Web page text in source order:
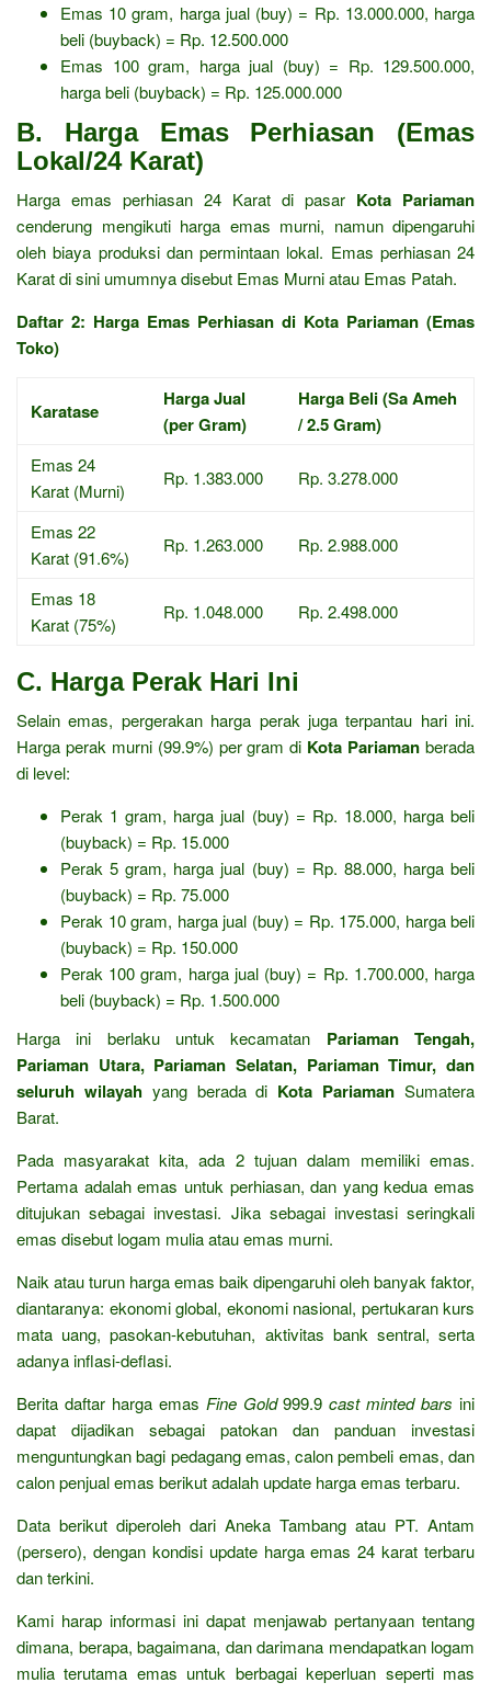
Emas 10 gram, harga jual (buy) = Rp. 13.000.000, harga
beli (buyback) = Rp. 12.500.000
Emas 100 gram, harga jual (buy) = Rp. 129.500.000,
harga beli (buyback) = Rp. 125.000.000
B. Harga Emas Perhiasan (Emas
Lokal/24 Karat)
Harga emas perhiasan 24 Karat di pasar Kota Pariaman
cenderung mengikuti harga emas murni, namun dipengaruhi
oleh biaya produksi dan permintaan lokal. Emas perhiasan 24
Karat di sini umumnya disebut Emas Murni atau Emas Patah.
Daftar 2: Harga Emas Perhiasan di Kota Pariaman (Emas
Toko)
Karatase
Harga Jual
(per Gram)
Harga Beli (Sa Ameh
/ 2.5 Gram)
Emas 24
Karat (Murni)
Rp. 1.383.000 Rp. 3.278.000
Emas 22
Karat (91.6%)
Rp. 1.263.000 Rp. 2.988.000
Emas 18
Karat (75%)
Rp. 1.048.000 Rp. 2.498.000
C. Harga Perak Hari Ini
Selain emas, pergerakan harga perak juga terpantau hari ini.
Harga perak murni (99.9%) per gram di Kota Pariaman berada
di level:
Perak 1 gram, harga jual (buy) = Rp. 18.000, harga beli
(buyback) = Rp. 15.000
Perak 5 gram, harga jual (buy) = Rp. 88.000, harga beli
(buyback) = Rp. 75.000
Perak 10 gram, harga jual (buy) = Rp. 175.000, harga beli
(buyback) = Rp. 150.000
Perak 100 gram, harga jual (buy) = Rp. 1.700.000, harga
beli (buyback) = Rp. 1.500.000
Harga ini berlaku untuk kecamatan Pariaman Tengah,
Pariaman Utara, Pariaman Selatan, Pariaman Timur, dan
seluruh wilayahyang berada di Kota Pariaman Sumatera
Barat.
Pada masyarakat kita, ada 2 tujuan dalam memiliki emas.
Pertama adalah emas untuk perhiasan, dan yang kedua emas
ditujukan sebagai investasi. Jika sebagai investasi seringkali
emas disebut logam mulia atau emas murni.
Naik atau turun harga emas baik dipengaruhi oleh banyak faktor,
diantaranya: ekonomi global, ekonomi nasional, pertukaran kurs
mata uang, pasokan-kebutuhan, aktivitas bank sentral, serta
adanya inflasi-deflasi.
Berita daftar harga emas Fine Gold999.9cast minted barsini
dapat dijadikan sebagai patokan dan panduan investasi
menguntungkan bagi pedagang emas, calon pembeli emas, dan
calon penjual emas berikut adalah update harga emas terbaru.
Data berikut diperoleh dari Aneka Tambang atau PT. Antam
(persero), dengan kondisi update harga emas 24 karat terbaru
dan terkini.
Kami harap informasi ini dapat menjawab pertanyaan tentang
dimana, berapa, bagaimana, dan darimana mendapatkan logam
mulia terutama emas untuk berbagai keperluan seperti mas